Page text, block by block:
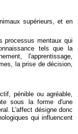
supérieurs, et en
processus mentaux qui
tels que la
l'apprentissage,
la prise de décision,
pénible ou agréable,
sous la forme d'une
L'affect désigne donc
qui influencent